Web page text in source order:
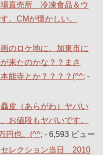
直売所 冷凍食品＆ウ
。CMが懐かしい。
のロケ地に。加東市に
来たのかな？？まさ
能寺とか？？？？(^^; -
皮（あらがわ）ヤバい
お値段もヤバいです。
円也。(^^; - 6,593 ビュー
セレクション当日 2010